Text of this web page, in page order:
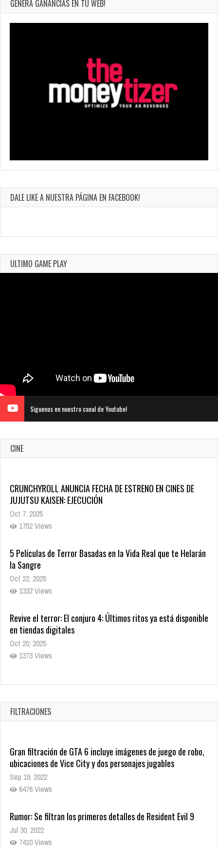
GENERA GANANCIAS EN TU WEB!
DALE LIKE A NUESTRA PÁGINA EN FACEBOOK!
ULTIMO GAME PLAY
Siguenos en nuestro canal de Youtube!
CINE
CRUNCHYROLL ANUNCIA FECHA DE ESTRENO EN CINES DE
JUJUTSU KAISEN: EJECUCIÓN
Oct 7, 2025
1752 Views
5 Películas de Terror Basadas en la Vida Real que te Helarán
la Sangre
Oct 22, 2025
1332 Views
Revive el terror: El conjuro 4: Últimos ritos ya está disponible
en tiendas digitales
Oct 20, 2025
1373 Views
Warner Bros. lleva a las tiendas digitales su racha de
Oct 17, 2025
1429 Views
FILTRACIONES
Gran filtración de GTA 6 incluye imágenes de juego de robo,
ubicaciones de Vice City y dos personajes jugables
Sep 19, 2022
6476 Views
Rumor: Se filtran los primeros detalles de Resident Evil 9
Jul 30, 2022
7410 Views